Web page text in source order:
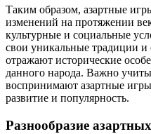
Таким образом, азартные
изменений на протяжении
культурные и социальные
свои уникальные традиции
отражают исторические
данного народа. Важно
воспринимают азартные
развитие и популярность.
Разнообразие